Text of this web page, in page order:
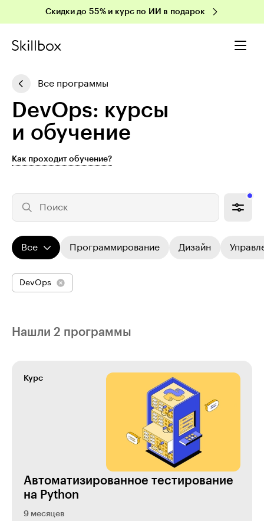
Скидки до 55% и курс по ИИ в подарок
Все программы
DevOps: курсы
и обучение
Как проходит обучение?
Поиск
Все Программирование Дизайн
DevOps
Нашли 2 программы
Курс
Ав­то­ма­ти­зи­ро­ван­ное тестирование
на Python
9 месяцев